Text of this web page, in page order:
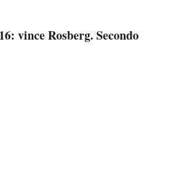
vince Rosberg. Secondo